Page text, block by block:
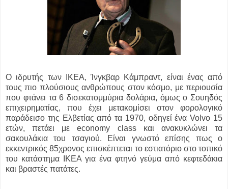
Ο ιδρυτής των ΙΚΕΑ, Ίνγκβαρ Κάμπραντ, είναι ένας από
τους πιο πλούσιους ανθρώπους στον κόσμο, με περιουσία
που φτάνει τα 6 δισεκατομμύρια δολάρια, όμως ο Σουηδός
επιχειρηματίας, που έχει μετακομίσει στον φορολογικό
παράδεισο της Ελβετίας από τα 1970, οδηγεί ένα Volvo 15
ετών, πετάει με economy class και ανακυκλώνει τα
σακουλάκια του τσαγιού. Είναι γνωστό επίσης πως ο
εκκεντρικός 85χρονος επισκέπτεται το εστιατόριο στο τοπικό
του κατάστημα IKEA για ένα φτηνό γεύμα από κεφτεδάκια
και βραστές πατάτες.